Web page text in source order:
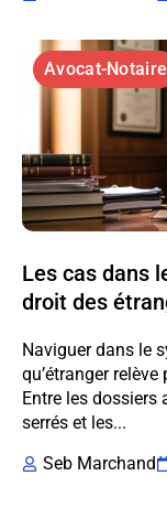
Avocat-Notaire
Les cas dans
droit des
Naviguer dans le
qu’étranger
Entre les
serrés et les...
Seb Marchand